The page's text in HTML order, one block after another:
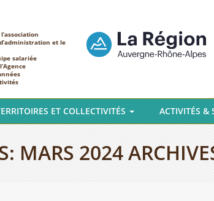
et le
salariée
ET COLLECTIVITÉS ACTIVITÉS &
MARS 2024